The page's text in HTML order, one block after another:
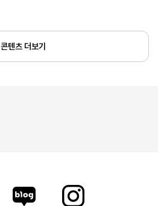
콘텐츠 더보기